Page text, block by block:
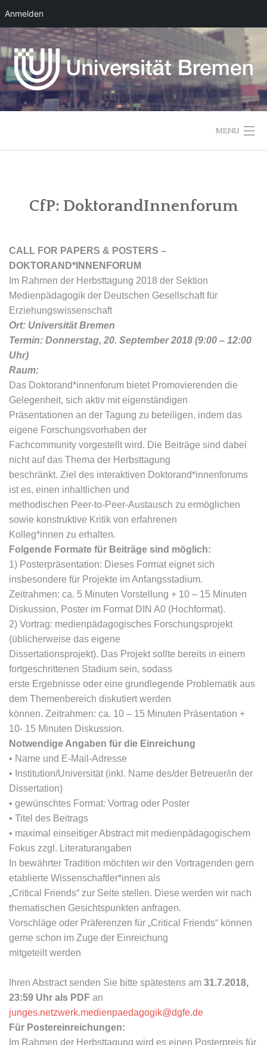
Anmelden
Skip
to
content
MENU
PROGRAMM
KONTAKT
CfP: DoktorandInnenforum
CALL FOR PAPERS & POSTERS –
DOKTORAND*INNENFORUM
Im Rahmen der Herbsttagung 2018 der Sektion
Medienpädagogik der Deutschen Gesellschaft für
Erziehungswissenschaft
Ort: Universität Bremen
Termin: Donnerstag, 20. September 2018 (9:00 – 12:00
Uhr)
Raum:
Das Doktorand*innenforum bietet Promovierenden die
Gelegenheit, sich aktiv mit eigenständigen
Präsentationen an der Tagung zu beteiligen, indem das
eigene Forschungsvorhaben der
Fachcommunity vorgestellt wird. Die Beiträge sind dabei
nicht auf das Thema der Herbsttagung
beschränkt. Ziel des interaktiven Doktorand*innenforums
ist es, einen inhaltlichen und
methodischen Peer-to-Peer-Austausch zu ermöglichen
sowie konstruktive Kritik von erfahrenen
Kolleg*innen zu erhalten.
Folgende Formate für Beiträge sind möglich:
1) Posterpräsentation: Dieses Format eignet sich
insbesondere für Projekte im Anfangsstadium.
Zeitrahmen: ca. 5 Minuten Vorstellung + 10 – 15 Minuten
Diskussion, Poster im Format DIN A0 (Hochformat).
2) Vortrag: medienpädagogisches Forschungsprojekt
(üblicherweise das eigene
Dissertationsprojekt). Das Projekt sollte bereits in einem
fortgeschrittenen Stadium sein, sodass
erste Ergebnisse oder eine grundlegende Problematik aus
dem Themenbereich diskutiert werden
können. Zeitrahmen: ca. 10 – 15 Minuten Präsentation +
10- 15 Minuten Diskussion.
Notwendige Angaben für die Einreichung
• Name und E-Mail-Adresse
• Institution/Universität (inkl. Name des/der Betreuer/in der
Dissertation)
• gewünschtes Format: Vortrag oder Poster
• Titel des Beitrags
• maximal einseitiger Abstract mit medienpädagogischem
Fokus zzgl. Literaturangaben
In bewährter Tradition möchten wir den Vortragenden gern
etablierte Wissenschaftler*innen als
„Critical Friends“ zur Seite stellen. Diese werden wir nach
thematischen Gesichtspunkten anfragen.
Vorschläge oder Präferenzen für „Critical Friends“ können
gerne schon im Zuge der Einreichung
mitgeteilt werden
Ihren Abstract senden Sie bitte spätestens am 31.7.2018,
23:59 Uhr als PDF an
junges.netzwerk.medienpaedagogik@dgfe.de
Für Postereinreichungen:
Im Rahmen der Herbsttagung wird es einen Posterpreis für